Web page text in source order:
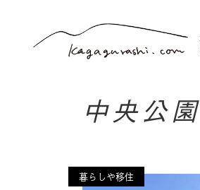
中央公園
暮らしや移住